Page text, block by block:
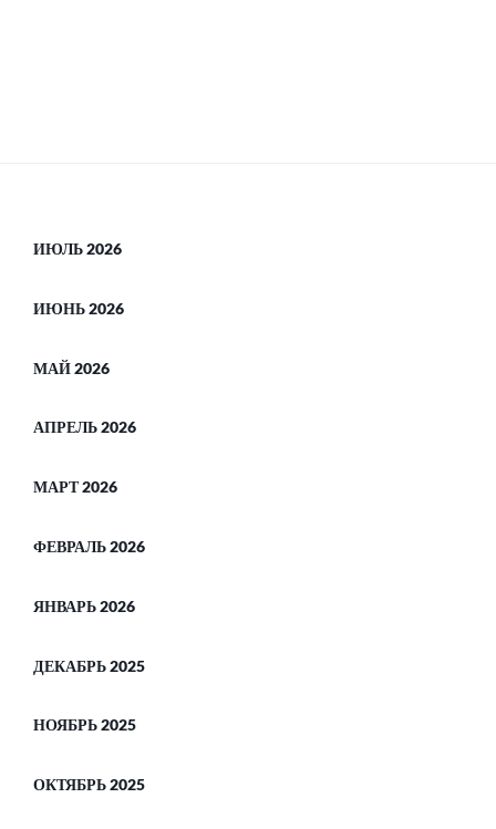
ИЮЛЬ 2026
ИЮНЬ 2026
МАЙ 2026
АПРЕЛЬ 2026
МАРТ 2026
ФЕВРАЛЬ 2026
ЯНВАРЬ 2026
ДЕКАБРЬ 2025
НОЯБРЬ 2025
ОКТЯБРЬ 2025